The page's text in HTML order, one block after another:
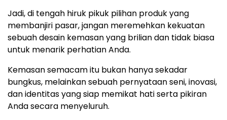
Jadi, di tengah hiruk pikuk pilihan produk yang
membanjiri pasar, jangan meremehkan kekuatan
sebuah desain kemasan yang brilian dan tidak biasa
untuk menarik perhatian Anda.
Kemasan semacam itu bukan hanya sekadar
bungkus, melainkan sebuah pernyataan seni, inovasi,
dan identitas yang siap memikat hati serta pikiran
Anda secara menyeluruh.